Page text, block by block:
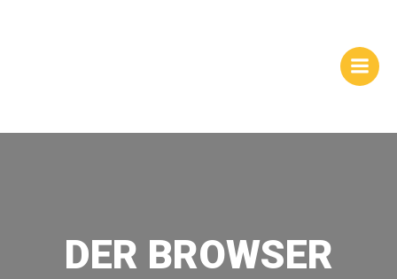
HOMEPAGEGESTALTUNG
DER BROWSER